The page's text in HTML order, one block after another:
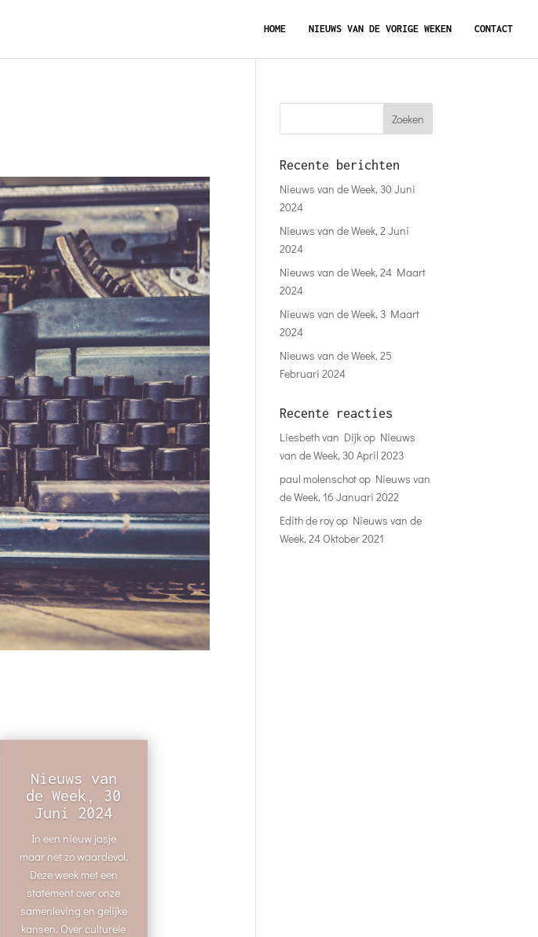
HOME NIEUWS VAN DE VORIGE WEKEN CONTACT
Nieuws van
de Week, 30
Juni 2024
In een nieuw jasje
maar net zo waardevol.
Deze week met een
statement over onze
samenleving en gelijke
kansen. Over culturele
Recente berichten
Nieuws van de Week, 30 Juni
2024
Nieuws van de Week, 2 Juni
2024
Nieuws van de Week, 24 Maart
2024
Nieuws van de Week, 3 Maart
2024
Nieuws van de Week, 25
Februari 2024
Recente reacties
Liesbeth van Dijkop Nieuws
van de Week, 30 April 2023
paul molenschotop Nieuws van
de Week, 16 Januari 2022
Edith de royop Nieuws van de
Week, 24 Oktober 2021